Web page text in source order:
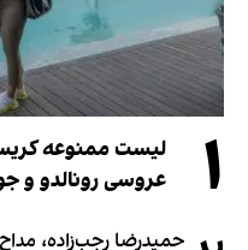
۱
عروسی رونالدو و
حمیدرضا رجب‌زاده،